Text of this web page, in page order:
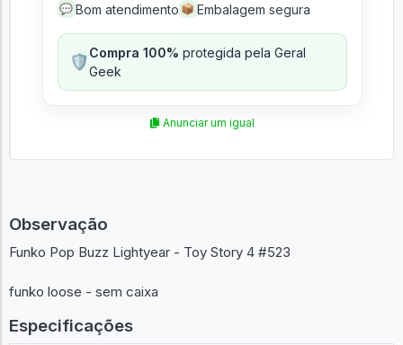
💬 Bom atendimento 📦 Embalagem segura
🛡️Compra 100% protegida pela Geral
Geek
Anunciar um igual
Observação
Funko Pop Buzz Lightyear - Toy Story 4 #523
funko loose - sem caixa
Especificações